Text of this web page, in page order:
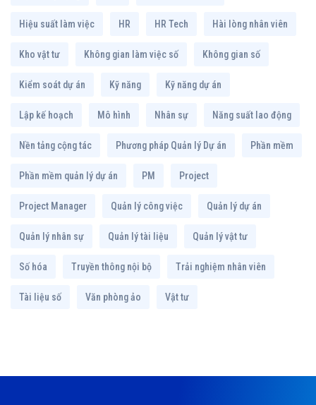
Hiệu suất làm việc HR HR Tech Hài lòng nhân viên
Kho vật tư Không gian làm việc số Không gian số
Kiểm soát dự án Kỹ năng Kỹ năng dự án
Lập kế hoạch Mô hình Nhân sự Năng suất lao động
Nền tảng cộng tác Phương pháp Quản lý Dự án Phần mềm
Phần mềm quản lý dự án PM Project
Project Manager Quản lý công việc Quản lý dự án
Quản lý nhân sự Quản lý tài liệu Quản lý vật tư
Số hóa Truyền thông nội bộ Trải nghiệm nhân viên
Tài liệu số Văn phòng ảo Vật tư